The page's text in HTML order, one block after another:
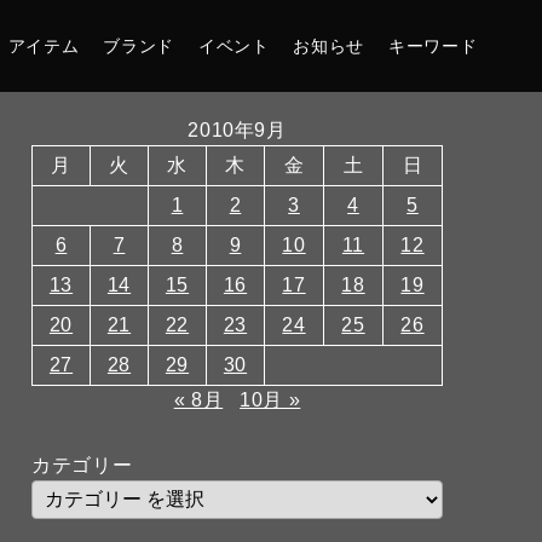
アイテム ブランド イベント お知らせ キーワード
2010年9月
月
火 水 木 金 土
日
1
2 3 4
5
6
7 8 9 10 11
12
13
14 15 16 17 18
19
20
21 22 23 24 25
26
27
28 29
30
« 8月
10月 »
カテゴリー